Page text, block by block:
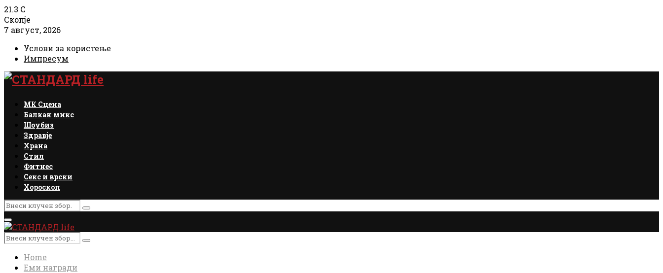
21.3 C
Скопје
7 август, 2026
Услови за користење
Импресум
Facebook
Instagram
Email
Rss
МК Сцена
Балкан микс
Шоубиз
Здравје
Храна
Стил
Фитнес
Секс и врски
Хороскоп
Search
for:
Search
Primary
Menu
Search
for:
Search
Home
Еми награди